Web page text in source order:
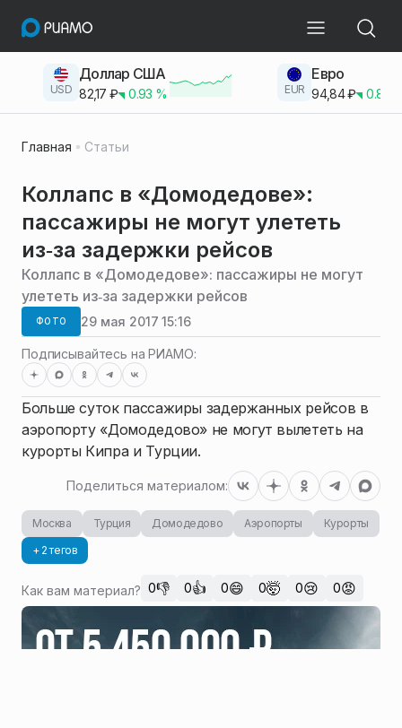
USD
Доллар США
82,17 ₽ 0.93 % EUR
Евро
94,84₽ 0.83
Главная Статьи
Коллапс в «Домодедове»:
пассажиры не могут улететь
из‑за задержки рейсов
Коллапс в «Домодедове»: пассажиры не могут
улететь из‑за задержки рейсов
ФОТО 29 мая 2017 15:16
Подписывайтесь на РИАМО:
Больше суток пассажиры задержанных рейсов в
аэропорту «Домодедово» не могут вылететь на
курорты Кипра и Турции.
1/16
Поделиться материалом:
Москва Турция Домодедово Аэропорты
Курорты
+ 2 тегов
Как вам материал? 0👎 0👍 0😄 0🤯 0😢 0😡